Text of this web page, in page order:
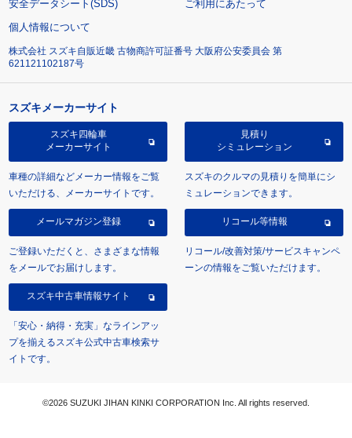
安全データシート(SDS)
ご利用にあたって
個人情報について
株式会社 スズキ自販近畿 古物商許可証番号 大阪府公安委員会 第
621121102187号
スズキメーカーサイト
スズキ四輪車
メーカーサイト
車種の詳細などメーカー情報をご覧
いただける、メーカーサイトです。
見積り
シミュレーション
スズキのクルマの見積りを簡単にシ
ミュレーションできます。
メールマガジン登録
ご登録いただくと、さまざまな情報
をメールでお届けします。
リコール等情報
リコール/改善対策/サービスキャンペ
ーンの情報をご覧いただけます。
スズキ中古車情報サイト
「安心・納得・充実」なラインアッ
プを揃えるスズキ公式中古車検索サ
イトです。
©2026 SUZUKI JIHAN KINKI CORPORATION Inc. All rights reserved.